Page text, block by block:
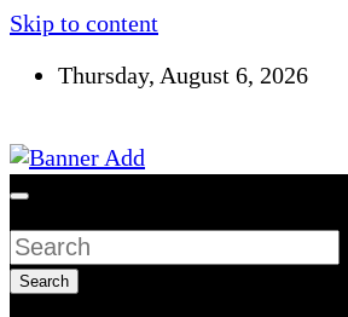
Skip to content
Thursday, August 6, 2026
सूचना तपाईंकाे अधिकार
Search